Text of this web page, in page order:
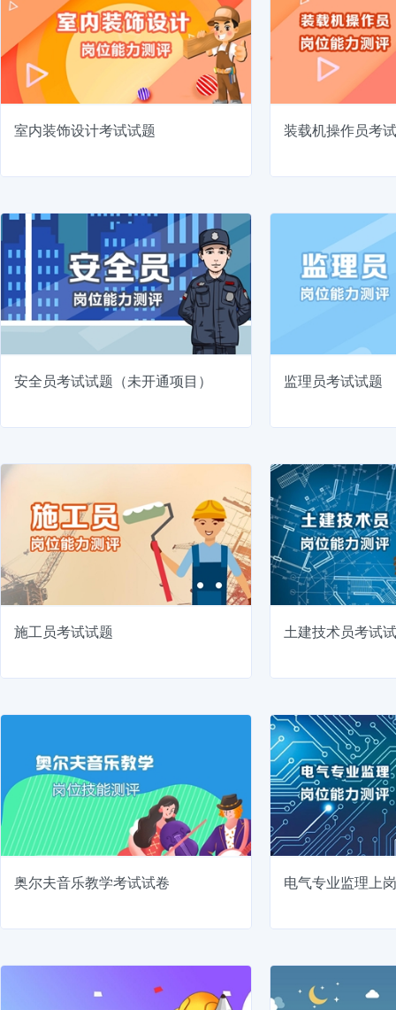
室内装饰设计考试试题 装载机操作员考
安全员考试试题（未开通项目） 监理员考试试题
施工员考试试题 土建技术员考试
奥尔夫音乐教学考试试卷 电气专业监理上